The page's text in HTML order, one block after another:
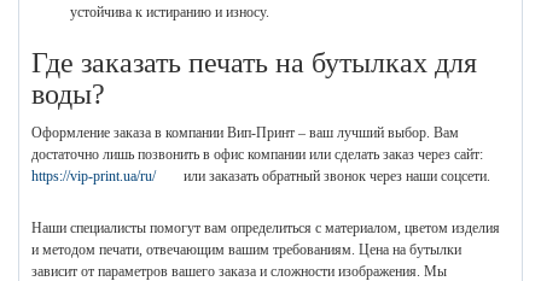
устойчива к истиранию и износу.
Где заказать печать на бутылках для
воды?
Оформление заказа в компании Вип-Принт – ваш лучший выбор. Вам
достаточно лишь позвонить в офис компании или сделать заказ через сайт:
https://vip-print.ua/ru/
или заказать обратный звонок через наши соцсети.
Наши специалисты помогут вам определиться с материалом, цветом изделия
и методом печати, отвечающим вашим требованиям. Цена на бутылки
зависит от параметров вашего заказа и сложности изображения. Мы